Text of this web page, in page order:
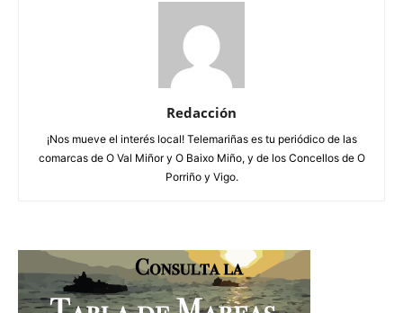
Redacción
¡Nos mueve el interés local! Telemariñas es tu periódico de las
comarcas de O Val Miñor y O Baixo Miño, y de los Concellos de O
Porriño y Vigo.